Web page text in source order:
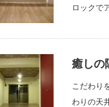
ロックで
癒しの
こだわり
わりの天